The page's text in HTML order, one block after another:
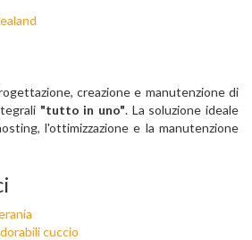
creazione e manutenzione di
"tutto in uno". La soluzione ideale
l'ottimizzazione e la manutenzione
cuccio